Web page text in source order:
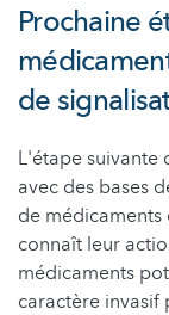
Prochaine
de
L'étape suivante
avec des bases
de médicaments
connaît leur
médicaments
caractère